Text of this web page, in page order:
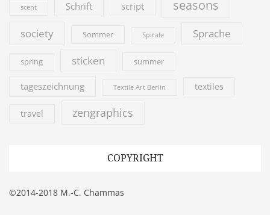
scent Schrift script seasons
society Sommer Spirale Sprache
spring sticken summer
tageszeichnung Textile Art Berlin textiles
travel zengraphics
COPYRIGHT
©2014-2018 M.-C. Chammas